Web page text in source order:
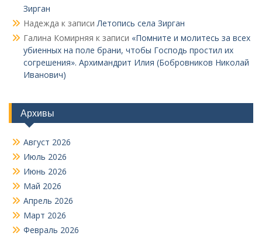
Зирган
Надежда к записиЛетопись села Зирган
Галина Комирняя к записи «Помните и молитесь за всех
убиенных на поле брани, чтобы Господь простил их
согрешения». Архимандрит Илия (Бобровников Николай
Иванович)
Архивы
Август 2026
Июль 2026
Июнь 2026
Май 2026
Апрель 2026
Март 2026
Февраль 2026